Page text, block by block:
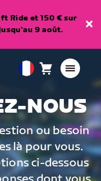
Ride et 150 € sur
9 août.
European
Français
Panier0
NOUS
ou besoin
là pour vous.
ci-dessous